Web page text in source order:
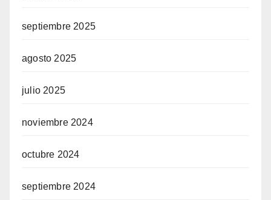
septiembre 2025
agosto 2025
julio 2025
noviembre 2024
octubre 2024
septiembre 2024